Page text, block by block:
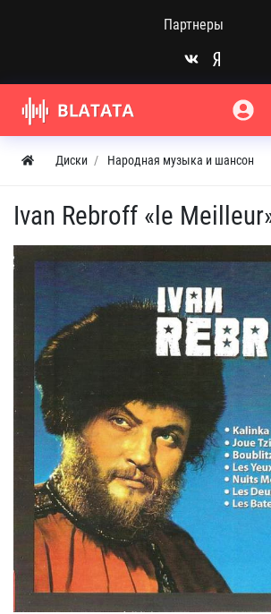
Партнеры
Диски Народная музыка и шансон
Ivan Rebroff «le